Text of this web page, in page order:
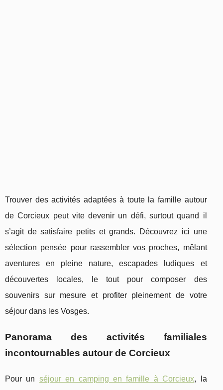
Trouver des activités adaptées à toute la famille autour
de Corcieux peut vite devenir un défi, surtout quand il
s’agit de satisfaire petits et grands. Découvrez ici une
sélection pensée pour rassembler vos proches, mêlant
aventures en pleine nature, escapades ludiques et
découvertes locales, le tout pour composer des
souvenirs sur mesure et profiter pleinement de votre
séjour dans les Vosges.
Panorama des activités familiales
incontournables autour de Corcieux
Pour un séjour en camping en famille à Corcieux, la